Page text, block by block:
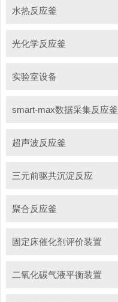
水热反应釜
光化学反应釜
实验室设备
smart-max数据采集反应釜
超声波反应釜
三元前驱共沉淀反应
聚合反应釜
固定床催化剂评价装置
二氧化碳气液平衡装置